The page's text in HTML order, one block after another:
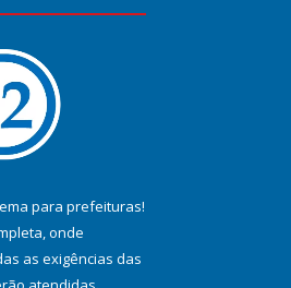
para prefeituras!
onde
as exigências das